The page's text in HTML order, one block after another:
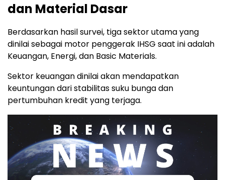
dan Material Dasar
Berdasarkan hasil survei, tiga sektor utama yang
dinilai sebagai motor penggerak IHSG saat ini adalah
Keuangan, Energi, dan Basic Materials.
Sektor keuangan dinilai akan mendapatkan
keuntungan dari stabilitas suku bunga dan
pertumbuhan kredit yang terjaga.